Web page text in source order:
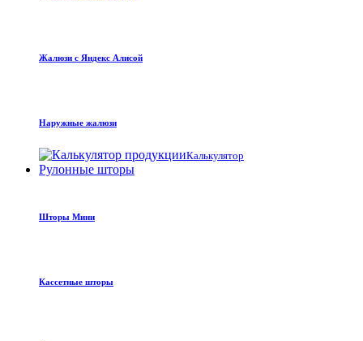
Жалюзи с Яндекс Алисой
Наружные жалюзи
Калькулятор
Рулонные шторы
Шторы Мини
Кассетные шторы